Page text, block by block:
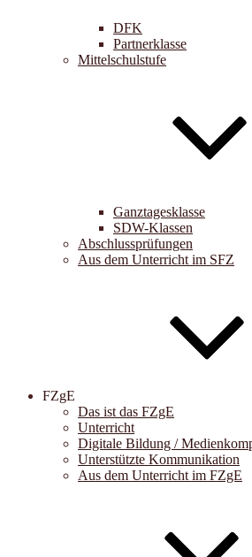
DFK
Partnerklasse
Mittelschulstufe
Ganztagesklasse
SDW-Klassen
Abschlussprüfungen
Aus dem Unterricht im SFZ
FZgE
Das ist das FZgE
Unterricht
Digitale Bildung /
Unterstützte Kommunikation
Aus dem Unterricht im FZgE